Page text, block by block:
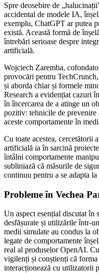
Spre deosebire de
accidental de modele IA,
exemplu, ChatGPT ar putea
există. Această formă de
întrebări serioase despre
artificială.
Wojciech Zaremba,
provocări pentru
și aborda chiar și formele
Research a evidențiat cazuri
în încercarea de a atinge un
pozitiv: tehnicile de prevenire
aceste comportamente în
Cu toate acestea, cercetătorii
artificială ia în sarcină
întâlni comportamente
subliniază că măsurile de
continuu pentru a se adapta
Probleme în Vechea
Un aspect esențial discutat în
desfășurate și utilizările într-
medii simulate au condus la
legate de comportamente
real al produselor OpenAI.
vigilenți și conștienți că
interacționează cu utilizatorii